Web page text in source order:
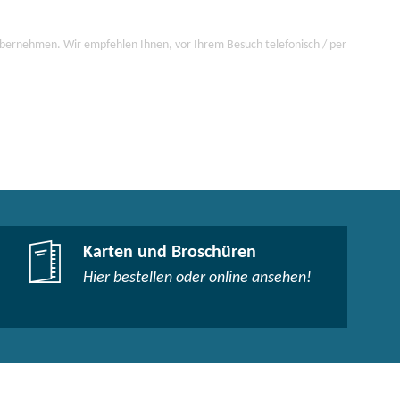
Wir empfehlen Ihnen, vor Ihrem Besuch telefonisch / per
Karten und Broschüren
Hier bestellen oder online ansehen!